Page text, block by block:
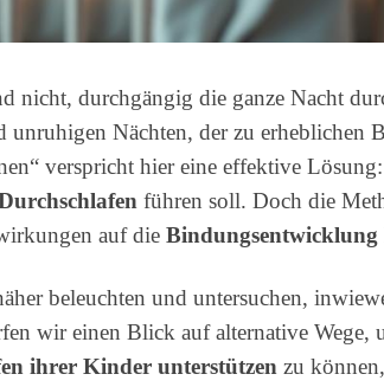
nicht, durchgängig die ganze Nacht
Nächten, der zu erheblichen
verspricht hier eine effektive
führen soll. Doch die
auf die Bindungsentwicklung
beleuchten und untersuchen,
wir einen Blick auf alternative Wege,
ihrer Kinder unterstützen zu